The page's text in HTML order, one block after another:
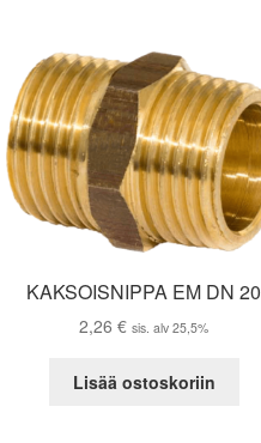
KAKSOISNIPPA EM DN 20
2,26€ sis. alv 25,5%
Lisää ostoskoriin